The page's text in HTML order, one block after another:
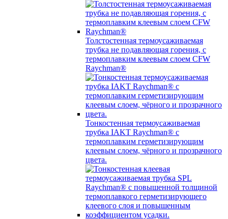
Толстостенная термоусаживаемая
трубка не подавляющая горения, с
термоплавким клеевым слоем CFW
Raychman®
Тонкостенная термоусаживаемая
трубка IAKT Raychman® с
термоплавким герметизирующим
клеевым слоем, чёрного и прозрачного
цвета.